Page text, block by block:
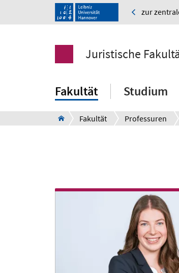
zur
Juristische
Fakultät Studium
Fakultät Professuren